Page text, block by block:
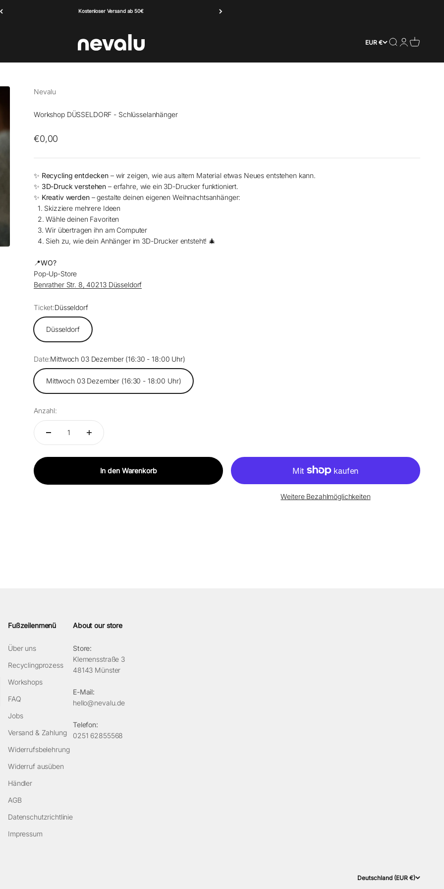
Kostenloser Versand ab 50€
Nevalu EUR € SucheAnmelden
Warenkorb
Nevalu
Workshop DÜSSELDORF - Schlüsselanhänger
Angebot
€0,00
✨ Recycling entdecken – wir zeigen, wie aus altem Material etwas Neues entstehen kann.
✨ 3D-Druck verstehen – erfahre, wie ein 3D-Drucker funktioniert.
✨ Kreativ werden– gestalte deinen eigenen Weihnachtsanhänger:
1. Skizziere mehrere Ideen
2. Wähle deinen Favoriten
3. Wir übertragen ihn am Computer
4. Sieh zu, wie dein Anhänger im 3D-Drucker entsteht! 🎄
📍WO?
Pop-Up-Store
Benrather Str. 8, 40213 Düsseldorf
Ticket:Düsseldorf
Düsseldorf
Date:Mittwoch 03 Dezember (16:30 - 18:00 Uhr)
Mittwoch 03 Dezember (16:30 - 18:00 Uhr)
Anzahl:
In den Warenkorb
Weitere Bezahlmöglichkeiten
Fußzeilenmenü
Über uns
Recyclingprozess
Workshops
FAQ
Jobs
Versand & Zahlung
Widerrufsbelehrung
Widerruf ausüben
Händler
AGB
Datenschutzrichtlinie
Impressum
About our store
Store:
Klemensstraße 3
48143 Münster
E-Mail:
hello@nevalu.de
Telefon:
0251 62855568
Deutschland (EUR €)